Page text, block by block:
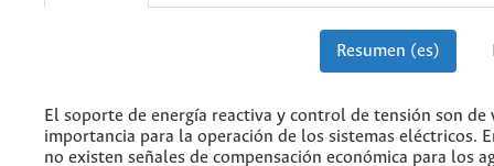
Resumen (es)
El soporte de energía reactiva y control de tensión son de
importancia para la operación de los sistemas eléctricos.
no existen señales de compensación económica para los